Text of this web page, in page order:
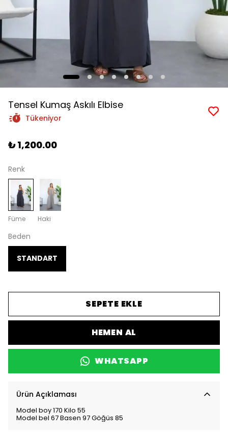
Tensel Kumaş Askılı Elbise
Tükeniyor
₺ 1,200.00
Renk
Füme Haki
Beden
STANDART
SEPETE EKLE
HEMEN AL
WHATSAPP
Ürün Açıklaması
Model boy 170 Kilo 55
Model bel 67 Basen 97 Göğüs 85